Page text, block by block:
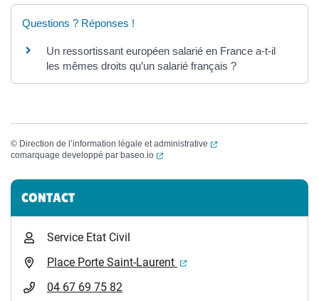
Questions ? Réponses !
Un ressortissant européen salarié en France a-t-il
les mêmes droits qu’un salarié français ?
© Direction de l’information légale et administrative
(ouverture dans un
comarquage developpé par baseo.io (ouverture dans un nouvel onglet)
Informations complémentaires
CONTACT
Service Etat Civil
Place Porte Saint-Laurent
(ouverture dans un
04 67 69 75 82